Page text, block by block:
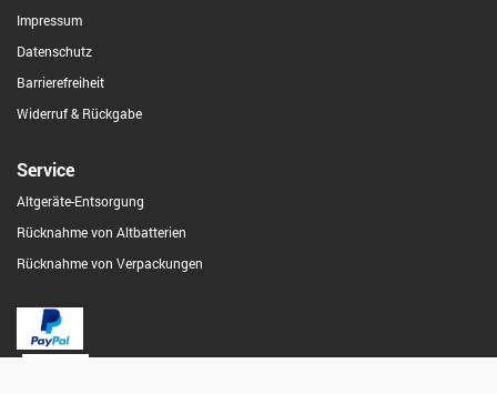
Impressum
Datenschutz
Barrierefreiheit
Widerruf & Rückgabe
Service
Altgeräte-Entsorgung
Rücknahme von Altbatterien
Rücknahme von Verpackungen